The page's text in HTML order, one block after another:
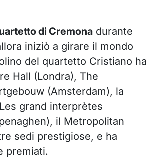
di Cremonadurante
iniziò a girare il mondo
del quartetto Cristiano ha
Hall (Londra), The
(Amsterdam), la
grand interprètes
il Metropolitan
sedi prestigiose, e ha
premiati.